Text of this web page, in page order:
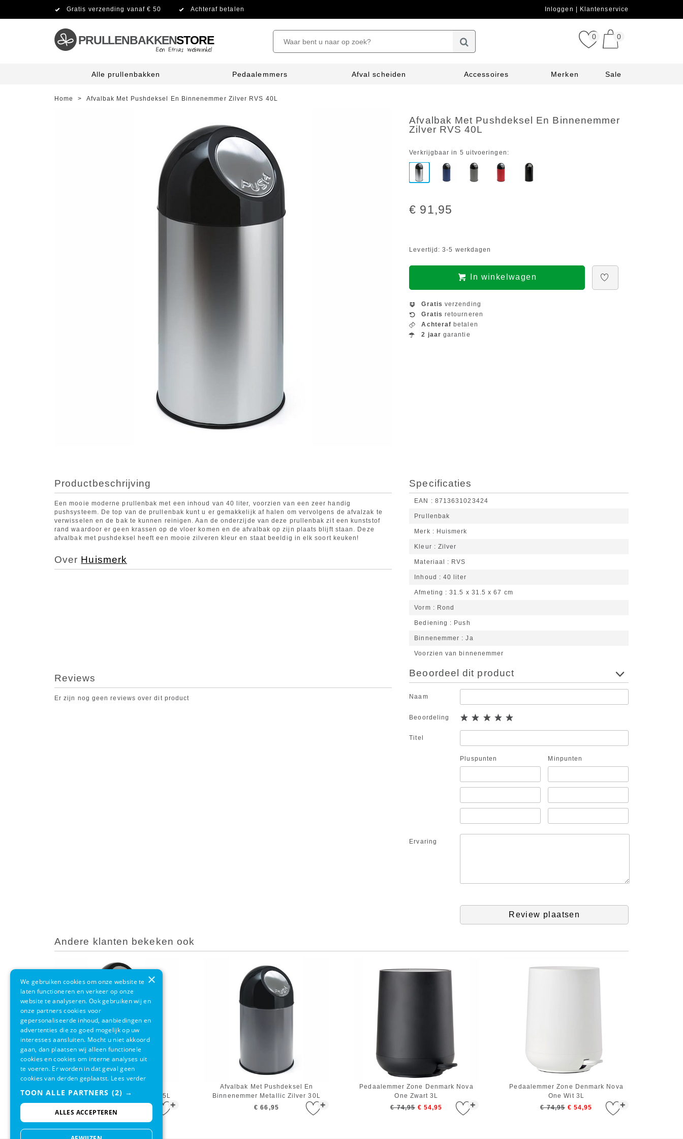
Gratis verzending vanaf € 50 Achteraf betalen Inloggen Klantenservice
PRULLENBAKKENSTORE 0 0
Alle prullenbakken Pedaalemmers Afval scheiden Accessoires Merken Sale
Home > Afvalbak Met Pushdeksel En Binnenemmer Zilver RVS 40L
Afvalbak Met Pushdeksel En Binnenemmer
Zilver RVS 40L
Verkrijgbaar in 5 uitvoeringen:
€ 91,95
Levertijd: 3-5 werkdagen
In winkelwagen
Gratis verzending
Gratis retourneren
Achteraf betalen
2 jaar garantie
Productbeschrijving
Een mooie moderne prullenbak met een inhoud van 40 liter, voorzien van een zeer handig
pushsysteem. De top van de prullenbak kunt u er gemakkelijk af halen om vervolgens de afvalzak te
verwisselen en de bak te kunnen reinigen. Aan de onderzijde van deze prullenbak zit een kunststof
rand waardoor er geen krassen op de vloer komen en de afvalbak op zijn plaats blijft staan. Deze
afvalbak met pushdeksel heeft een mooie zilveren kleur en staat beeldig in elk soort keuken!
Over Huismerk
Specificaties
EAN 8713631023424
Prullenbak
Merk Huismerk
Kleur Zilver
Materiaal RVS
Inhoud 40 liter
Afmeting 31.5 x 31.5 x 67 cm
Vorm Rond
Bediening Push
Binnenemmer Ja
Voorzien van binnenemmer
Reviews
Er zijn nog geen reviews over dit product
Beoordeel dit product
Naam
Beoordeling
Titel
Pluspunten Minpunten
Ervaring
Review plaatsen
Andere klanten bekeken ook
+
Binnenemmer Metallic Zilver 55L
+
Afvalbak Met Pushdeksel En
Binnenemmer Metallic Zilver 30L
€ 66,95
+
Pedaalemmer Zone Denmark Nova
One Zwart 3L
€ 74,95 € 54,95 +
Pedaalemmer Zone Denmark Nova
One Wit 3L
€ 74,95 € 54,95
×
We gebruiken cookies om onze website te
laten functioneren en verkeer op onze
website te analyseren. Ook gebruiken wij en
onze partners cookies voor
gepersonaliseerde inhoud, aanbiedingen en
advertenties die zo goed mogelijk op uw
interesses aansluiten. Mocht u niet akkoord
gaan, dan plaatsen wij alleen functionele
cookies en cookies om interne analyses uit
te voeren. Er worden in dat geval geen
cookies van derden geplaatst. Lees verder
TOON ALLE PARTNERS (2) →
ALLES ACCEPTEREN